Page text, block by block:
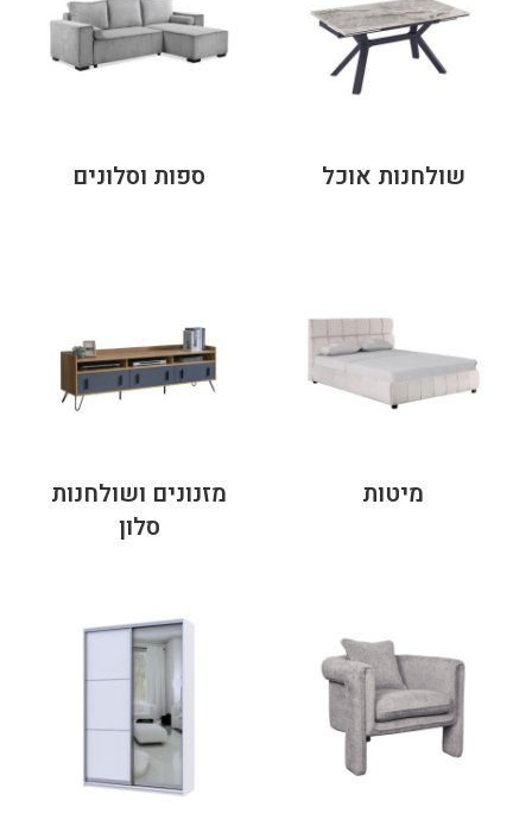
שולחנות אוכל ספות וסלונים
מיטות
מזנונים ושולחנות
סלון